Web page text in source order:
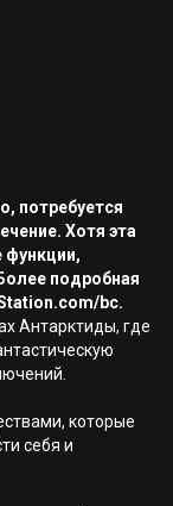
потребуется
Хотя эта
функции,
подробная
bc.
Антарктиды, где
которые
себя и